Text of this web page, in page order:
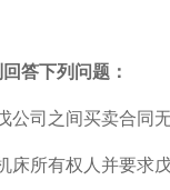
答下列问题：
公司之间买卖合同
床所有权人并要求